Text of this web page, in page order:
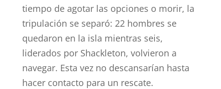
tiempo de agotar las opciones o morir, la
tripulación se separó: 22 hombres se
quedaron en la isla mientras seis,
liderados por Shackleton, volvieron a
navegar. Esta vez no descansarían hasta
hacer contacto para un rescate.